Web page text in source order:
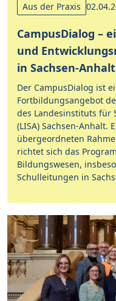
Aus der Praxis
CampusDialog –
und
in Sachsen-Anhalt
Der CampusDialog ist
Fortbildungsangebot
des Landesinstituts für
(LISA) Sachsen-Anhalt.
übergeordneten
richtet sich das
Bildungswesen,
Schulleitungen in